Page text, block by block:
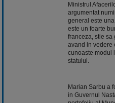
Ministrul
argumentat
general este
este un foarte
franceza, stie sa
avand in vedere
cunoaste modul
statului.
Marian Sarbu a
in Guvernul